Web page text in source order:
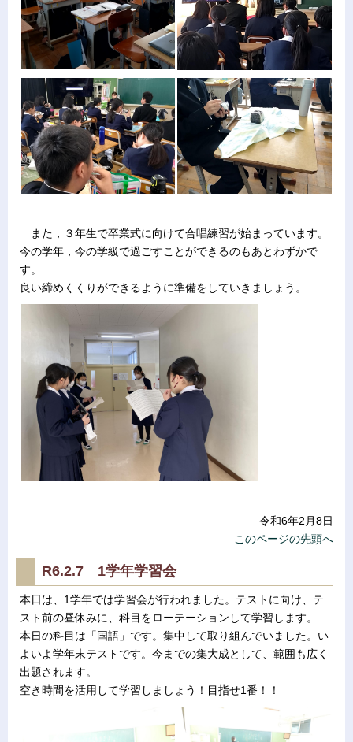
また，３年生で卒業式に向けて合唱練習が始まっています。
今の学年，今の学級で過ごすことができるのもあとわずかで
す。
良い締めくくりができるように準備をしていきましょう。
令和6年2月8日
このページの先頭へ
R6.2.7 1学年学習会
本日は、1学年では学習会が行われました。テストに向け、テ
スト前の昼休みに、科目をローテーションして学習します。
本日の科目は「国語」です。集中して取り組んでいました。い
よいよ学年末テストです。今までの集大成として、範囲も広く
出題されます。
空き時間を活用して学習しましょう！目指せ1番！！